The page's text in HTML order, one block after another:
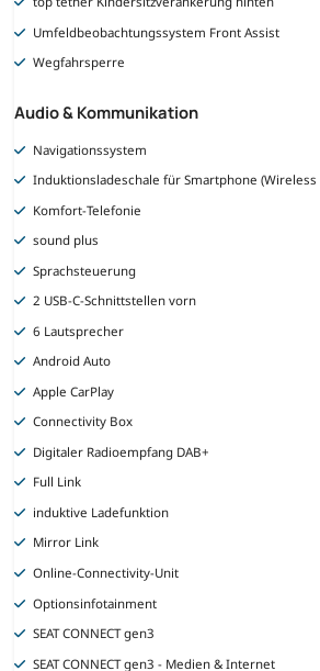
Umfeldbeobachtungssystem Front Assist
Wegfahrsperre
Audio & Kommunikation
Navigationssystem
Induktionsladeschale für Smartphone (Wireless
Komfort-Telefonie
sound plus
Sprachsteuerung
2 USB-C-Schnittstellen vorn
6 Lautsprecher
Android Auto
Apple CarPlay
Connectivity Box
Digitaler Radioempfang DAB+
Full Link
induktive Ladefunktion
Mirror Link
Online-Connectivity-Unit
Optionsinfotainment
SEAT CONNECT gen3
SEAT CONNECT gen3 - Medien & Internet